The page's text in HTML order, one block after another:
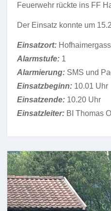
Feuerwehr rückte ins FF
Der Einsatz konnte um
Einsatzort:
Alarmstufe: 1
Alarmierung: SMS und
Einsatzbeginn: 10.01 Uhr
Einsatzende: 10.20 Uhr
Einsatzleiter: BI Thomas